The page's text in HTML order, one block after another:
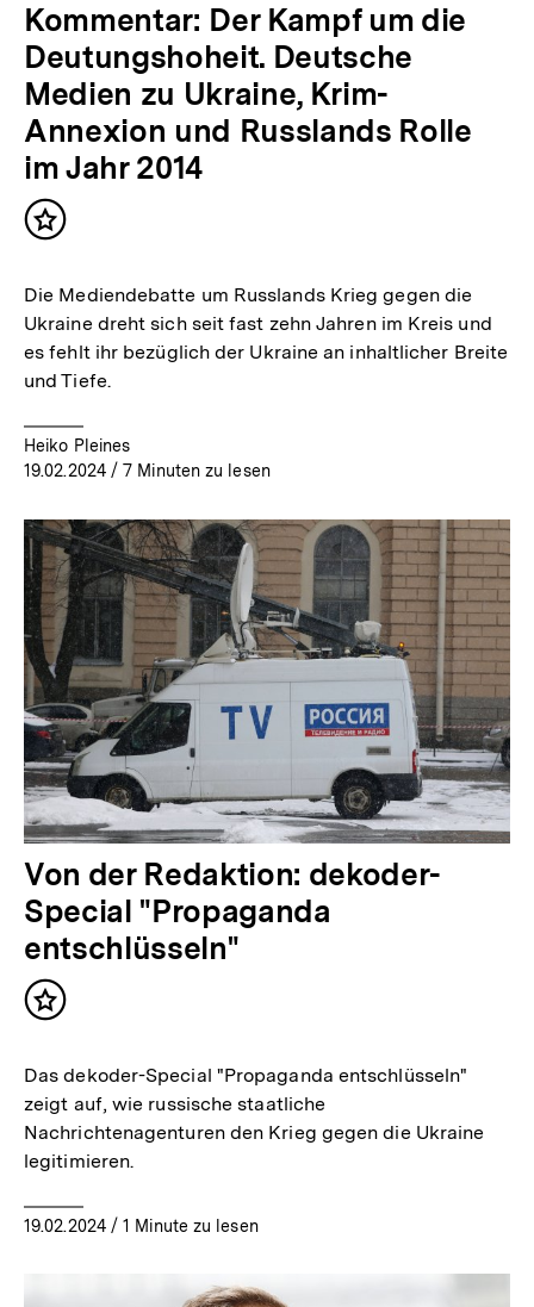
Kommentar: Der Kampf um die
Deutungshoheit. Deutsche
Medien zu Ukraine, Krim-
Annexion und Russlands Rolle
im Jahr 2014
Inhalt
Die Mediendebatte um Russlands Krieg gegen die
Ukraine dreht sich seit fast zehn Jahren im Kreis und
es fehlt ihr bezüglich der Ukraine an inhaltlicher Breite
und Tiefe.
Heiko Pleines
19.02.2024/ 7 Minuten zu lesen
Von der Redaktion: dekoder-
Special "Propaganda
entschlüsseln"
Inhalt
Das dekoder-Special "Propaganda entschlüsseln"
zeigt auf, wie russische staatliche
Nachrichtenagenturen den Krieg gegen die Ukraine
legitimieren.
19.02.2024/ 1 Minute zu lesen